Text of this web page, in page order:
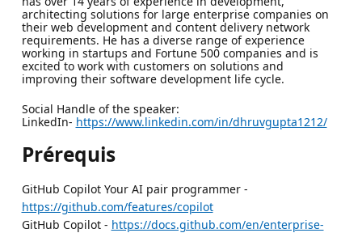
architecting solutions for large enterprise companies on
their web development and content delivery network
requirements. He has a diverse range of experience
working in startups and Fortune 500 companies and is
excited to work with customers on solutions and
improving their software development life cycle.
Social Handle of the speaker:
LinkedIn- https://www.linkedin.com/in/dhruvgupta1212/
Prérequis
GitHub Copilot Your AI pair programmer -
https://github.com/features/copilot
GitHub Copilot - https://docs.github.com/en/enterprise-